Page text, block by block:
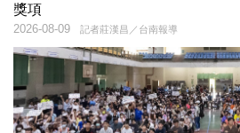
獎項
記者莊漢昌／台南報導
2026-08-09